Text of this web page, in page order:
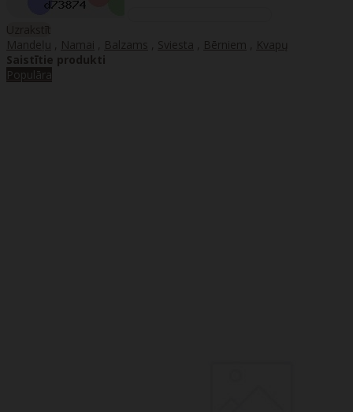
Uzrakstīt
Mandeļu
Namai Balzams Sviesta Bērniem
Kvapų
Saistītie produkti
Populāra